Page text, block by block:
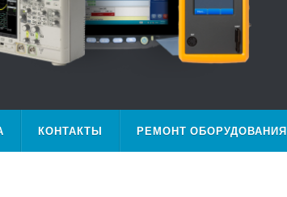
КОНТАКТЫ РЕМОНТ ОБОРУДОВАНИЯ